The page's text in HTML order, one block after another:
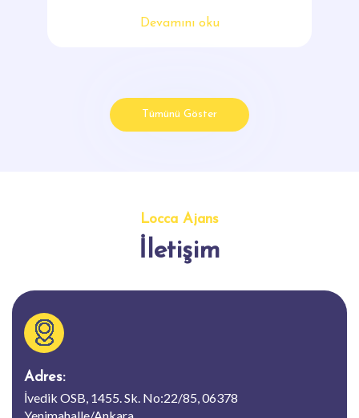
Devamını oku
Tümünü Göster
Locca Ajans
İletişim
Adres:
İvedik OSB, 1455. Sk. No:22/85, 06378